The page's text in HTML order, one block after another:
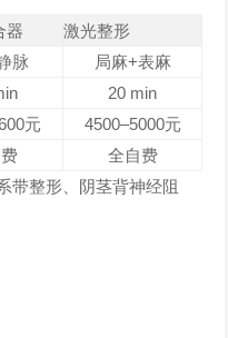
器
激光整形
脉
局麻+表麻
20 min
元
4500–5000元
全自费
带整形、阴茎背神经阻